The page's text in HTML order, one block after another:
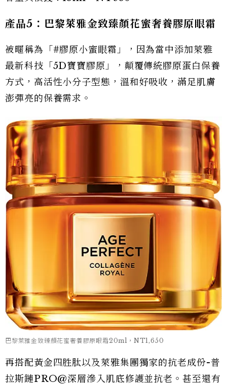
產品5：巴黎萊雅金致臻顏花蜜奢養膠原眼霜
被暱稱為「#膠原小蜜眼霜」，因為當中添加萊雅
最新科技「5D寶寶膠原」，顛覆傳統膠原蛋白保養
方式，高活性小分子型態，溫和好吸收，滿足肌膚
澎彈亮的保養需求。
巴黎萊雅金致臻顏花蜜奢養膠原眼霜20ml，NT1,650
再搭配黃金四胜肽以及萊雅集團獨家的抗老成份-普
拉斯鏈PRO@深層滲入肌底修護並抗老。甚至還有